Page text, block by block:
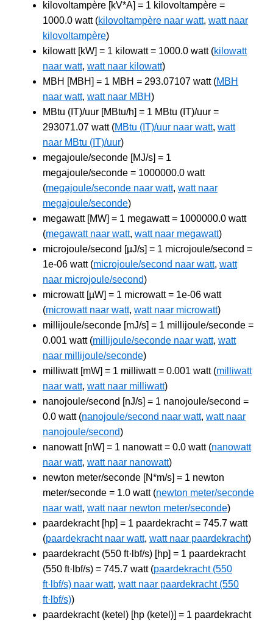
kilovoltampère [kV*A] = 1 kilovoltampère =
1000.0 watt (kilovoltampère naar watt, watt naar
kilovoltampère)
kilowatt [kW] = 1 kilowatt = 1000.0 watt (kilowatt
naar watt, watt naar kilowatt)
MBH [MBH] = 1 MBH = 293.07107 watt (MBH
naar watt, watt naar MBH)
MBtu (IT)/uur [MBtu/h] = 1 MBtu (IT)/uur =
293071.07 watt (MBtu (IT)/uur naar watt, watt
naar MBtu (IT)/uur)
megajoule/seconde [MJ/s] = 1
megajoule/seconde = 1000000.0 watt
(megajoule/seconde naar watt, watt naar
megajoule/seconde)
megawatt [MW] = 1 megawatt = 1000000.0 watt
(megawatt naar watt, watt naar megawatt)
microjoule/second [µJ/s] = 1 microjoule/second =
1e-06 watt (microjoule/second naar watt, watt
naar microjoule/second)
microwatt [µW] = 1 microwatt = 1e-06 watt
(microwatt naar watt, watt naar microwatt)
millijoule/seconde [mJ/s] = 1 millijoule/seconde =
0.001 watt (millijoule/seconde naar watt, watt
naar millijoule/seconde)
milliwatt [mW] = 1 milliwatt = 0.001 watt (milliwatt
naar watt, watt naar milliwatt)
nanojoule/second [nJ/s] = 1 nanojoule/second =
0.0 watt (nanojoule/second naar watt, watt naar
nanojoule/second)
nanowatt [nW] = 1 nanowatt = 0.0 watt (nanowatt
naar watt, watt naar nanowatt)
newton meter/seconde [N*m/s] = 1 newton
meter/seconde = 1.0 watt (newton meter/seconde
naar watt, watt naar newton meter/seconde)
paardekracht [hp] = 1 paardekracht = 745.7 watt
(paardekracht naar watt, watt naar paardekracht)
paardekracht (550 ft·lbf/s) [hp] = 1 paardekracht
(550 ft·lbf/s) = 745.7 watt (paardekracht (550
ft·lbf/s) naar watt, watt naar paardekracht (550
ft·lbf/s))
paardekracht (ketel) [hp (ketel)] = 1 paardekracht